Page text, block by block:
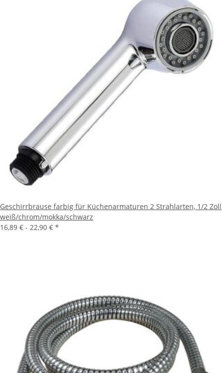
Geschirrbrause farbig für Küchenarmaturen 2 Strahlarten, 1/2 Zoll
weiß/chrom/mokka/schwarz
16,89 € - 22,90 € *